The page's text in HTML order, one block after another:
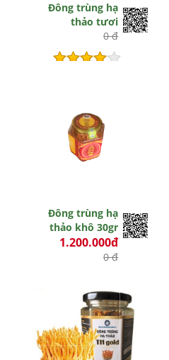
Đông trùng hạ
thảo tươi
0 đ
Đông trùng hạ
thảo khô 30gr
1.200.000đ
0 đ